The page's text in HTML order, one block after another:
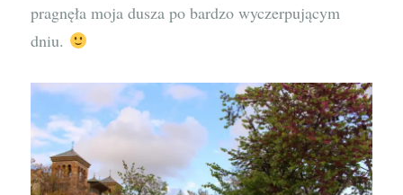
pragnęła moja dusza po bardzo wyczerpującym
dniu.